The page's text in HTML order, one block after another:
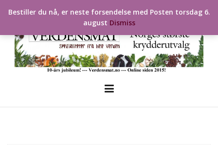
Bestiller du nå, er neste forsendelse med Posten torsdag 6.
august Dismiss